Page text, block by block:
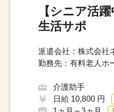
【シニア活
生活サポ
派遣会社：株式会社
勤務先：有料老人ホ
介護助手
日給 10,800 円